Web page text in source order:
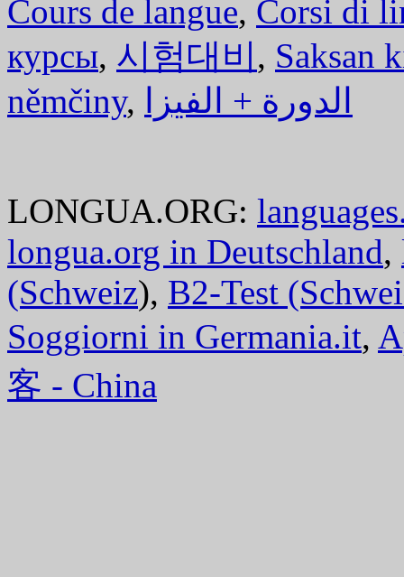
Cours de langue, Corsi di
курсы, 시험대비, Saksan
němčiny, الدورة + الفيزا
LONGUA.ORG:
longua.org in Deutschland,
(Schweiz), B2-Test
Soggiorni in Germania.it,
客 - China